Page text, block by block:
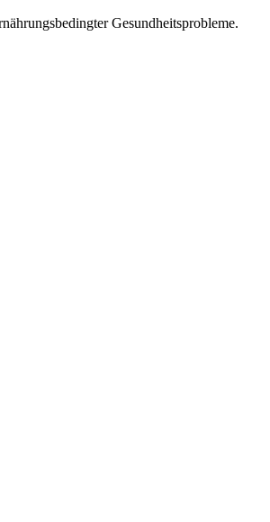
Gesundheitsprobleme.